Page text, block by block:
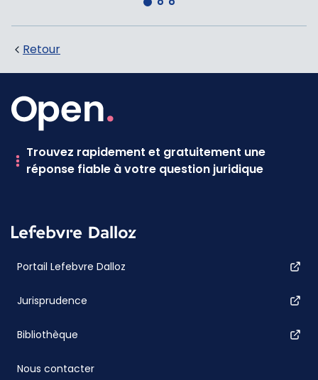
Retour
Trouvez rapidement et gratuitement une
réponse fiable à votre question juridique
Portail Lefebvre Dalloz
Jurisprudence
Bibliothèque
Nous contacter